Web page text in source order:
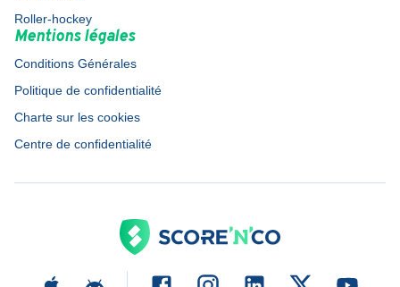
Roller-hockey
Mentions légales
Conditions Générales
Politique de confidentialité
Charte sur les cookies
Centre de confidentialité